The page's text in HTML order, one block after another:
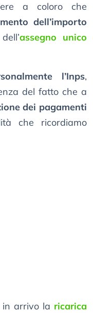
a coloro che
dell’importo
assegno unico
l’Inps,
del fatto che a
dei pagamenti
che ricordiamo
in arrivo la ricarica